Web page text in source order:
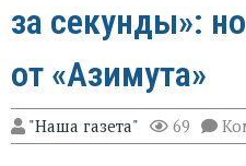
за секунды»:
от «Азимута»
"Наша газета" 69